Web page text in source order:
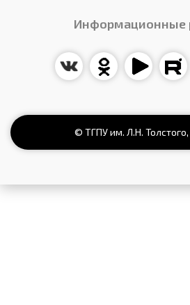
Информационные
© ТГПУ им. Л.Н. Толстого,